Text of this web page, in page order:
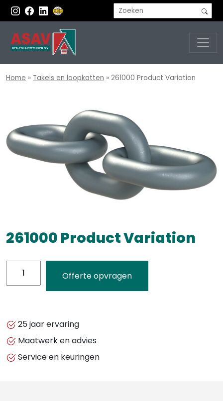
Home » Takels en loopkatten » 261000 Product Variation
261000 Product Variation
261000
Offerte opvragen
25 jaar ervaring
Maatwerk en advies
Service en keuringen